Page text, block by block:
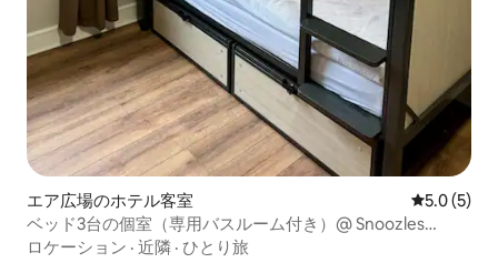
エア広場のホテル客室 レビュー5
5.0 (5)
ベッド3台の個室（専用バスルーム付き）@ Snoozles
Galway
ロケーション · 近隣 · ひとり旅